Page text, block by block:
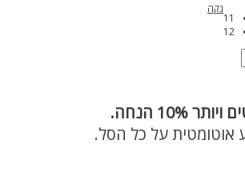
11
12
נקה
על כל הסל.